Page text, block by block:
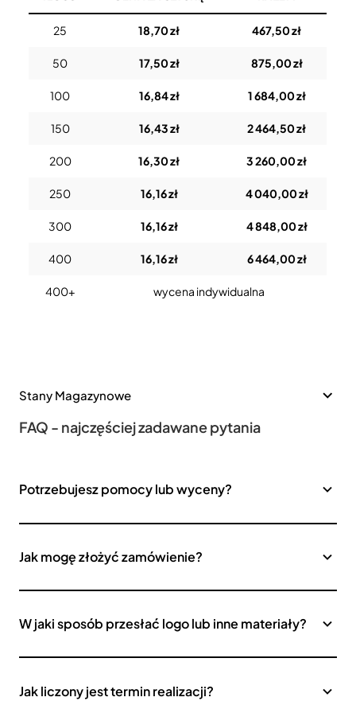
25 18,70 zł 467,50 zł
50 17,50 zł 875,00 zł
100 16,84 zł 1 684,00 zł
150 16,43 zł 2 464,50 zł
200 16,30 zł 3 260,00 zł
250 16,16 zł 4 040,00 zł
300 16,16 zł 4 848,00 zł
400 16,16 zł 6 464,00 zł
400+ wycena indywidualna
Stany Magazynowe
FAQ - najczęściej zadawane pytania
Potrzebujesz pomocy lub wyceny?
Jak mogę złożyć zamówienie?
W jaki sposób przesłać logo lub inne materiały?
Jak liczony jest termin realizacji?